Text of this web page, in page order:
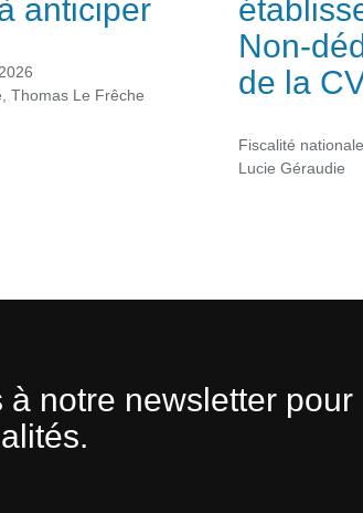
, Thomas Le Frêche
Non-
de la
Fiscalité nationale
Lucie Géraudie
notre newsletter